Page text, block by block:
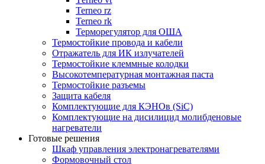
Terneo rz
Terneo rk
Терморегулятор для ОША
Термостойкие провода и кабели
Отражатель для ИК излучателей
Термостойкие клеммные колодки
Высокотемпературная монтажная паста
Термостойкие разъемы
Защита кабеля
Комплектующие для КЭНОв (SiC)
Комплектующие на дисилицид молибденовые
нагреватели
Готовые решения
Шкаф управления электронагревателями
Формовочный стол